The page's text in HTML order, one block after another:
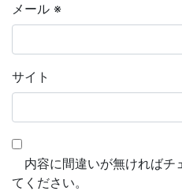
メール ※
サイト
内容に間違いが無ければチ
てください。